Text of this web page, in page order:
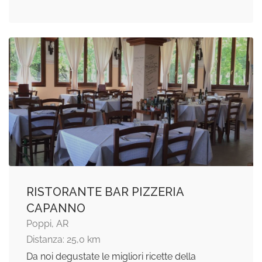
RISTORANTE BAR PIZZERIA
CAPANNO
Poppi, AR
Distanza: 25,0 km
Da noi degustate le migliori ricette della